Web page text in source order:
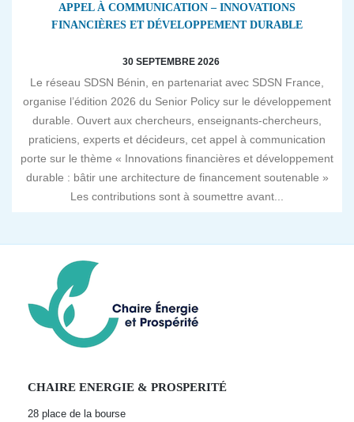
APPEL À COMMUNICATION – INNOVATIONS
FINANCIÈRES ET DÉVELOPPEMENT DURABLE
30 SEPTEMBRE 2026
Le réseau SDSN Bénin, en partenariat avec SDSN France,
organise l’édition 2026 du Senior Policy sur le développement
durable. Ouvert aux chercheurs, enseignants-chercheurs,
praticiens, experts et décideurs, cet appel à communication
porte sur le thème « Innovations financières et développement
durable : bâtir une architecture de financement soutenable »
Les contributions sont à soumettre avant...
CHAIRE ENERGIE & PROSPERITÉ
28 place de la bourse